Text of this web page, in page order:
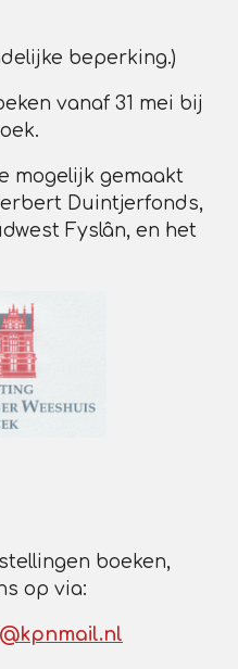
beperking.)
vanaf 31 mei bij
mogelijk gemaakt
Duintjerfonds,
Fyslân, en het
boeken,
op via: